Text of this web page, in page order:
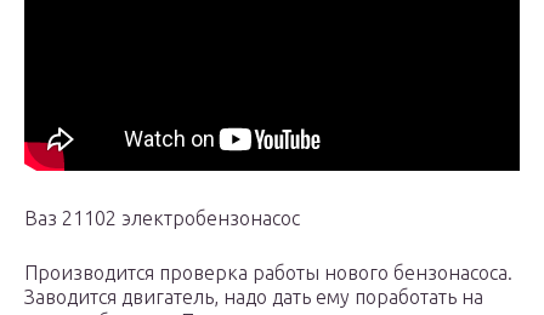
Ваз 21102 электробензонасос
Производится проверка работы нового бензонасоса.
Заводится двигатель, надо дать ему поработать на